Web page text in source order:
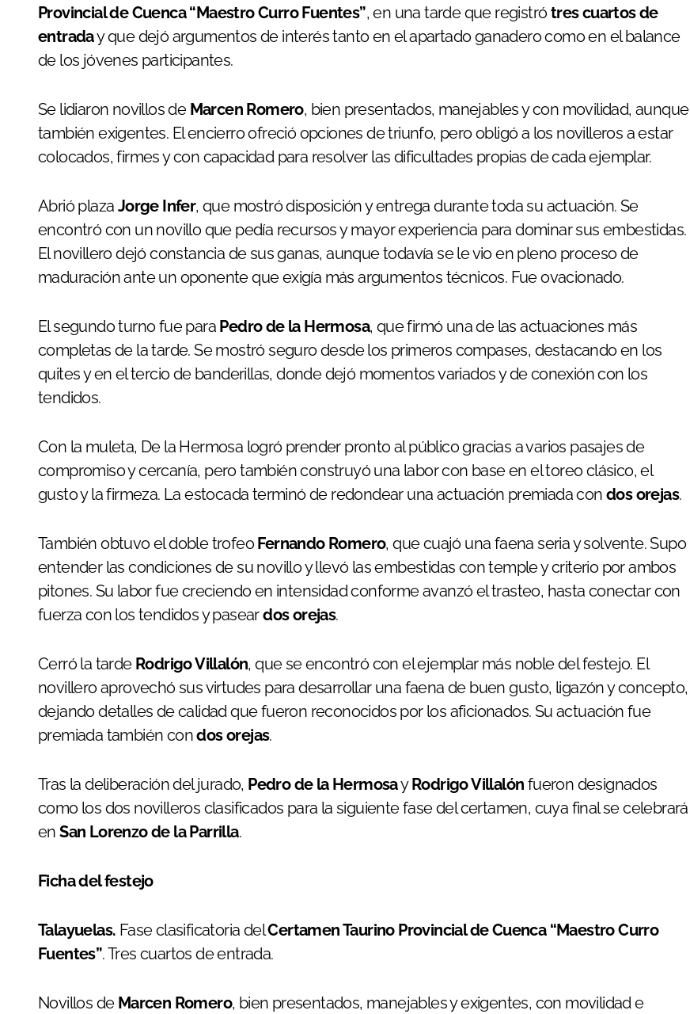
Provincial de Cuenca “Maestro Curro Fuentes”, en una tarde que registrótres cuartos de
entraday que dejó argumentos de interés tanto en el apartado ganadero como en el balance
de los jóvenes participantes.
Se lidiaron novillos de Marcen Romero, bien presentados, manejables y con movilidad, aunque
también exigentes. El encierro ofreció opciones de triunfo, pero obligó a los novilleros a estar
colocados, firmes y con capacidad para resolver las dificultades propias de cada ejemplar.
Abrió plaza Jorge Infer, que mostró disposición y entrega durante toda su actuación. Se
encontró con un novillo que pedía recursos y mayor experiencia para dominar sus embestidas.
El novillero dejó constancia de sus ganas, aunque todavía se le vio en pleno proceso de
maduración ante un oponente que exigía más argumentos técnicos. Fue ovacionado.
El segundo turno fue para Pedro de la Hermosa, que firmó una de las actuaciones más
completas de la tarde. Se mostró seguro desde los primeros compases, destacando en los
quites y en el tercio de banderillas, donde dejó momentos variados y de conexión con los
tendidos.
Con la muleta, De la Hermosa logró prender pronto al público gracias a varios pasajes de
compromiso y cercanía, pero también construyó una labor con base en el toreo clásico, el
gusto y la firmeza. La estocada terminó de redondear una actuación premiada condos orejas.
También obtuvo el doble trofeoFernando Romero, que cuajó una faena seria y solvente. Supo
entender las condiciones de su novillo y llevó las embestidas con temple y criterio por ambos
pitones. Su labor fue creciendo en intensidad conforme avanzó el trasteo, hasta conectar con
fuerza con los tendidos y paseardos orejas.
Cerró la tarde Rodrigo Villalón, que se encontró con el ejemplar más noble del festejo. El
novillero aprovechó sus virtudes para desarrollar una faena de buen gusto, ligazón y concepto,
dejando detalles de calidad que fueron reconocidos por los aficionados. Su actuación fue
premiada también condos orejas.
Tras la deliberación del jurado, Pedro de la HermosayRodrigo Villalón fueron designados
como los dos novilleros clasificados para la siguiente fase del certamen, cuya final se celebrará
enSan Lorenzo de la Parrilla.
Ficha del festejo
Talayuelas. Fase clasificatoria delCertamen Taurino Provincial de Cuenca “Maestro Curro
Fuentes”. Tres cuartos de entrada.
Novillos de Marcen Romero, bien presentados, manejables y exigentes, con movilidad e